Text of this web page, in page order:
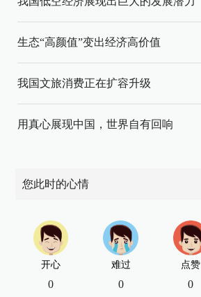
生态“高颜值”变出经济高价值
我国文旅消费正在扩容升级
用真心展现中国，世界自有回响
您此时的心情
开心
0
难过
0
点赞
0